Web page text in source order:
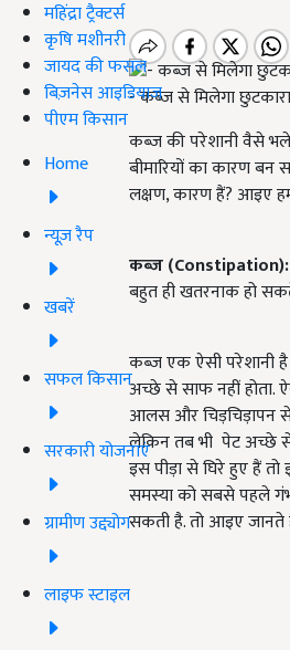
महिंद्रा ट्रैक्टर्स
कृषि मशीनरी
जायद की फसल
बिज़नेस आइडियाज
पीएम किसान
Home
न्यूज़ रैप
खबरें
सफल किसान
सरकारी योजनाएं
ग्रामीण उद्द्योग
लाइफ स्टाइल
- कब्ज़ से मिलेगा छुटकारा
कब्ज की परेशानी वैसे भले
बीमारियों का कारण
लक्षण, कारण हैं? आइए
कब्ज (Constipation):
बहुत ही खतरनाक हो
कब्ज एक ऐसी परेशानी
अच्छे से साफ नहीं होता.
आलस और चिड़चिड़ापन से
लेकिन तब भी पेट अच्छे से
इस पीड़ा से घिरे हुए हैं
समस्या को सबसे पहले
सकती है. तो आइए